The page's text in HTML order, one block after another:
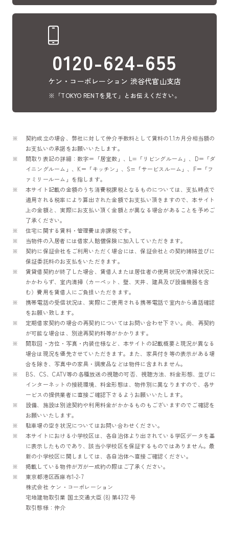
0120-624-655
ケン・コーポレーション 渋谷代官山支店
※「TOKYO RENTを見て」とお伝えください。
契約成立の場合、弊社に対して仲介手数料として賃料の1.1カ月分相当額の
お支払いの承諾をお願いいたします。
間取り表記の詳細：数字＝「居室数」、L=「リビングルーム」、D＝「ダ
イニングルーム」、K＝「キッチン」、S=「サービスルーム」、F＝「フ
ァミリールーム」を指します。
本サイト記載の金額のうち消費税課税となるものについては、支払時点で
適用される税率により算出された金額でお支払い頂きますので、本サイト
上の金額と、実際にお支払い頂く金額とが異なる場合があることを予めご
了承ください。
住宅に関する賃料・管理費は非課税です。
当物件の入居者には借家人賠償保険に加入していただきます。
契約に保証会社をご利用いただく場合には、保証会社との契約締結並びに
保証委託料のお支払をいただきます。
賃貸借契約が終了した場合、賃借人または居住者の使用状況や清掃状況に
かかわらず、室内清掃（カーペット、壁、天井、建具及び設備機器を含
む）費用を賃借人にご負担いただきます。
携帯電話の受信状況は、実際にご使用される携帯電話で室内から通話確認
をお願い致します。
定期借家契約の場合の再契約についてはお問い合わせ下さい。尚、再契約
が可能な場合は、別途再契約料等がかかります。
間取図・方位・写真・内装仕様など、本サイトの記載概要と現況が異なる
場合は現況を優先させていただきます。また、家具付き等の表示がある場
合を除き、写真中の家具・調度品などは物件に含まれません。
BS、CS、CATV等の各種放送の視聴の可否、視聴方法、料金形態、並びに
インターネットの接続環境、料金形態は、物件別に異なりますので、各サ
ービスの提供業者に直接ご確認下さるようお願いいたします。
設備、施設は別途契約や利用料金がかかるものもございますのでご確認を
お願いいたします。
駐車場の空き状況についてはお問い合わせください。
本サイトにおける小学校区は、各自治体より出されている学区データを基
に表示したものであり、該当小学校区を保証するものではありません。最
新の小学校区に関しましては、各自治体へ直接ご確認ください。
掲載している物件が万が一成約の際はご了承ください。
東京都港区西麻布1-2-7
株式会社 ケン・コーポレーション
宅地建物取引業 国土交通大臣 (8) 第4372 号
取引態様：仲介